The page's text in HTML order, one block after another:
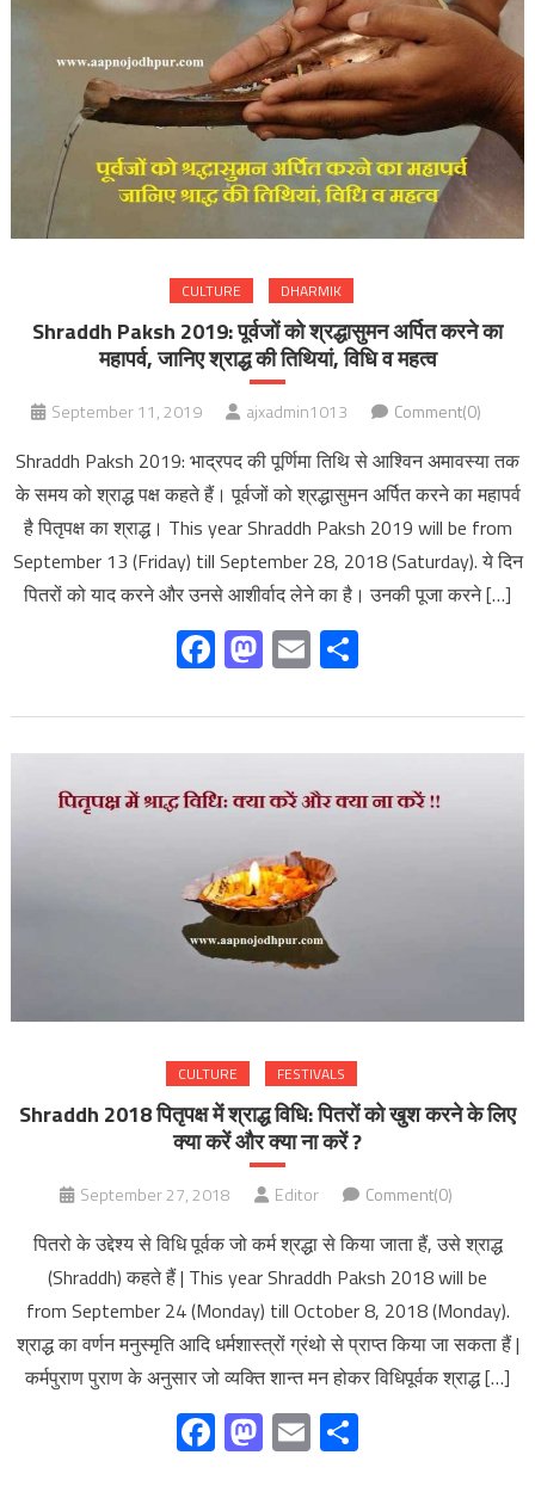
CULTURE DHARMIK
Shraddh Paksh 2019: पूर्वजों को श्रद्धासुमन अर्पित करने का
महापर्व, जानिए श्राद्ध की तिथियां, विधि व महत्व
September 11, 2019 ajxadmin1013 Comment(0)
Shraddh Paksh 2019: भाद्रपद की पूर्णिमा तिथि से आश्विन अमावस्या तक
के समय को श्राद्ध पक्ष कहते हैं। पूर्वजों को श्रद्धासुमन अर्पित करने का महापर्व
है पितृपक्ष का श्राद्ध। This year Shraddh Paksh 2019 will be from
September 13 (Friday) till September 28, 2018 (Saturday). ये दिन
पितरों को याद करने और उनसे आशीर्वाद लेने का है। उनकी पूजा करने […]
Facebook
Mastodon
Email
CULTURE FESTIVALS
Shraddh 2018 पितृपक्ष में श्राद्ध विधि: पितरों को खुश करने के लिए
क्या करें और क्या ना करें ?
September 27, 2018 Editor Comment(0)
पितरो के उद्देश्य से विधि पूर्वक जो कर्म श्रद्धा से किया जाता हैं, उसे श्राद्ध
(Shraddh) कहते हैं | This year Shraddh Paksh 2018 will be
from September 24 (Monday) till October 8, 2018 (Monday).
श्राद्ध का वर्णन मनुस्मृति आदि धर्मशास्त्रों ग्रंथो से प्राप्त किया जा सकता हैं |
कर्मपुराण पुराण के अनुसार जो व्यक्ति शान्त मन होकर विधिपूर्वक श्राद्ध […]
Facebook
Mastodon
Email